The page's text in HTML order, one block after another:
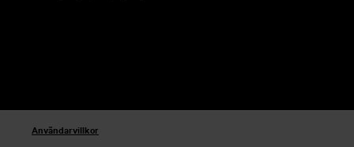
Användarvillkor